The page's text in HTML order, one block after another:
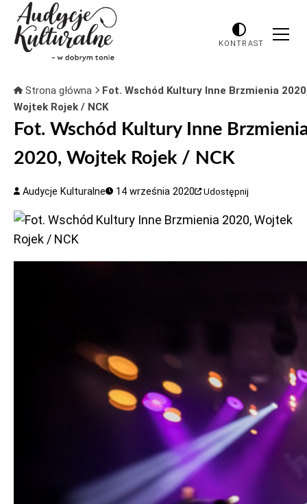
KONTRAST
Strona główna
Fot. Wschód Kultury Inne Brzmienia
Wojtek Rojek / NCK
Fot. Wschód Kultury Inne
2020, Wojtek Rojek / NCK
Audycje Kulturalne 14 września 2020 Udostępnij